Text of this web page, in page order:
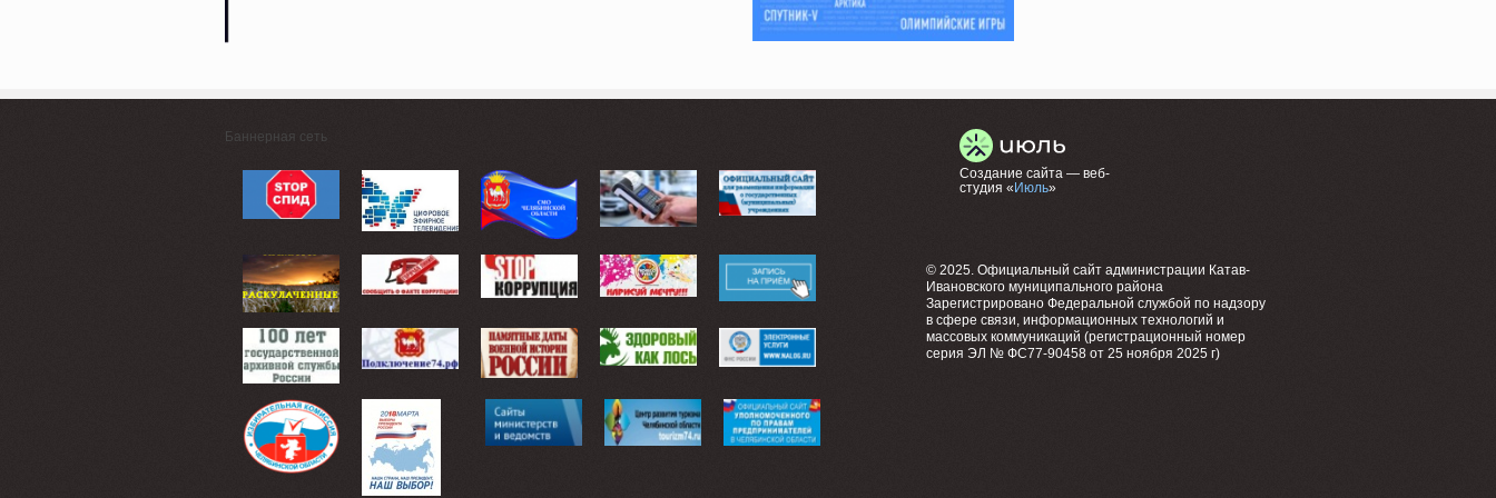
Баннерная сеть
Создание сайта — веб-
студия « Июль»
© 2025. Официальный сайт администрации Катав-
Ивановского муниципального района
Зарегистрировано Федеральной службой по надзору
в сфере связи, информационных технологий и
массовых коммуникаций (регистрационный номер
серия ЭЛ № ФС77-90458 от 25 ноября 2025 г)